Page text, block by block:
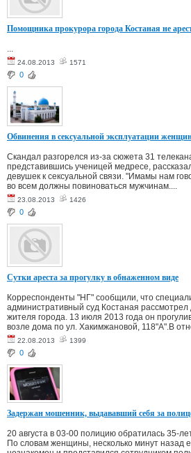
Помощника прокурора города Костаная не
...
24.08.2013 1571
0
Обвинения в сексуальной эксплуатации
Скандал разгорелся из-за сюжета 31
представившись ученицей медресе,
девушек к сексуальной связи. "Имамы нам
во всем должны повиноваться мужчинам....
23.08.2013 1426
0
Сутки ареста за прогулку в обнаженном виде
Корреспонденты "НГ" сообщили, что
административный суд Костаная
жителя города. 13 июля 2013 года он
возле дома по ул. Хакимжановой, 118"А".В
22.08.2013 1399
0
Задержан мошенник, выдававший себя за
20 августа в 03-00 полицию обратилась 35-
По словам женщины, несколько минут назад